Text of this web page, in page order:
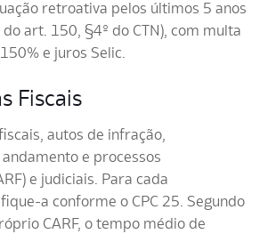
retroativa pelos últimos 5 anos
art. 150, §4º do CTN), com multa
e juros Selic.
Fiscais
autos de infração,
e processos
e judiciais. Para cada
a conforme o CPC 25. Segundo
CARF, o tempo médio de